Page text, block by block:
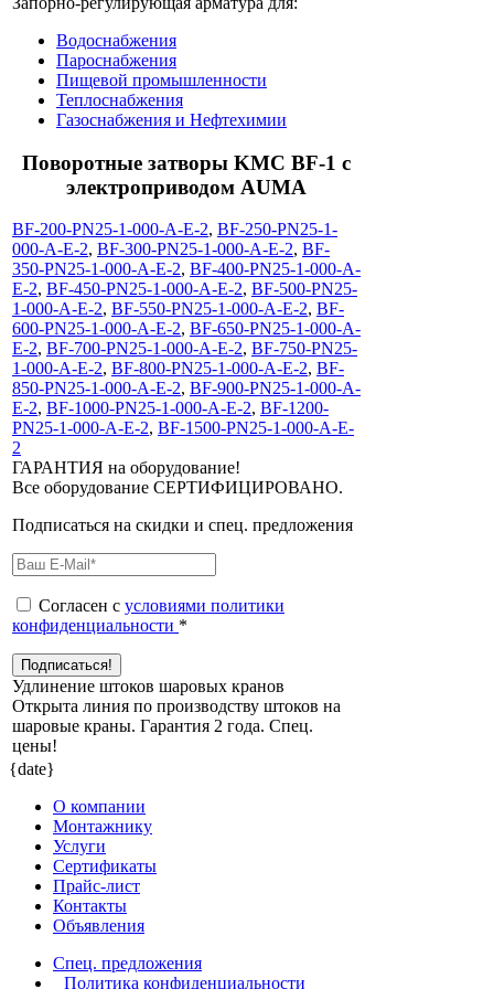
Водоснабжения
Пароснабжения
Пищевой промышленности
Теплоснабжения
Газоснабжения и Нефтехимии
Поворотные затворы KMC BF-1 с
электроприводом AUMA
BF-200-PN25-1-000-A-E-2, BF-250-PN25-1-
000-A-E-2, BF-300-PN25-1-000-A-E-2, BF-
350-PN25-1-000-A-E-2, BF-400-PN25-1-000-A-
E-2, BF-450-PN25-1-000-A-E-2, BF-500-PN25-
1-000-A-E-2, BF-550-PN25-1-000-A-E-2, BF-
600-PN25-1-000-A-E-2, BF-650-PN25-1-000-A-
E-2, BF-700-PN25-1-000-A-E-2, BF-750-PN25-
1-000-A-E-2, BF-800-PN25-1-000-A-E-2, BF-
850-PN25-1-000-A-E-2, BF-900-PN25-1-000-A-
E-2, BF-1000-PN25-1-000-A-E-2, BF-1200-
PN25-1-000-A-E-2, BF-1500-PN25-1-000-A-E-
2
ГАРАНТИЯ на оборудование!
Все оборудование СЕРТИФИЦИРОВАНО.
Подписаться на скидки и спец. предложения
Согласен с условиями политики
конфиденциальности *
Удлинение штоков шаровых кранов
Открыта линия по производству штоков на
шаровые краны. Гарантия 2 года. Cпец.
цены!
{date}
О компании
Монтажнику
Услуги
Сертификаты
Прайс-лист
Контакты
Объявления
Спец. предложения
Политика конфиденциальности